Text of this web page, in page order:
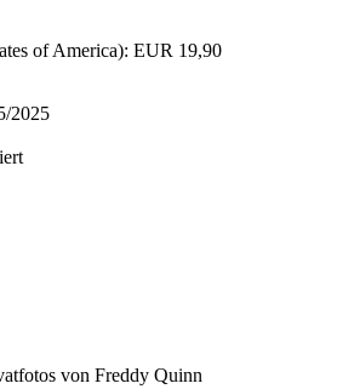
of America): EUR 19,90
2025
von Freddy Quinn